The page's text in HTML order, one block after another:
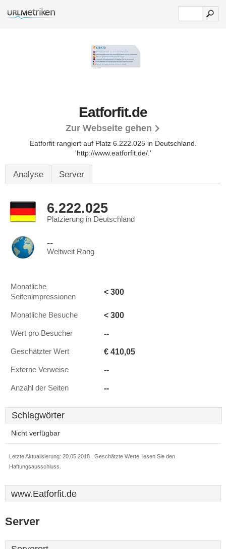
Eatforfit.de
Zur Webseite gehen
Eatforfit rangiert auf Platz 6.222.025 in Deutschland.
'http://www.eatforfit.de/.'
Analyse Server
6.222.025
Platzierung in Deutschland
--
Weltweit Rang
Monatliche
Seitenimpressionen
< 300
Monatliche Besuche < 300
Wert pro Besucher --
Geschätzter Wert € 410,05
Externe Verweise --
Anzahl der Seiten --
Schlagwörter
Nicht verfügbar
Letzte Aktualisierung: 20.05.2018 . Geschätzte Werte, lesen Sie den
Haftungsausschluss.
www.Eatforfit.de
Server